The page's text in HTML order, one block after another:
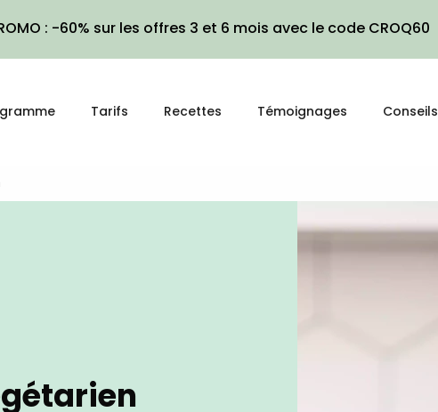
: -60% sur les offres 3 et 6 mois avec le code CROQ60
Tarifs Recettes Témoignages Conseils